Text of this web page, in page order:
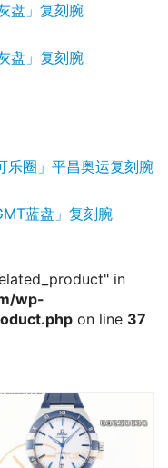
乐圈」平昌奥运复刻腕
蓝盘」复刻腕
in
wp-
on line 37